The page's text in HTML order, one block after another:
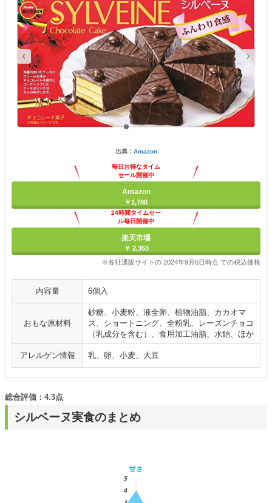
出典： Amazon
毎日お得なタイム
セール開催中
Amazon
￥1,780
24時間タイムセー
ル毎日開催中
楽天市場
￥ 2,353
※各社通販サイトの 2024年9月6日時点 での税込価格
内容量 6個入
おもな原材料
砂糖、小麦粉、液全卵、植物油脂、カカオマ
ス、ショートニング、全粉乳、レーズンチョコ
（乳成分を含む）、食用加工油脂、水飴、ほか
アレルゲン情報 乳、卵、小麦、大豆
シルベーヌ実食のまとめ
総合評価：4.3点